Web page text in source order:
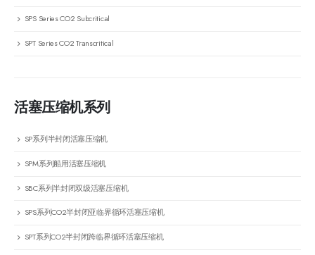
SPS Series CO2 Subcritical
SPT Series CO2 Transcritical
活塞压缩机系列
SP系列半封闭活塞压缩机
SPM系列船用活塞压缩机
SBC系列半封闭双级活塞压缩机
SPS系列CO2半封闭亚临界循环活塞压缩机
SPT系列CO2半封闭跨临界循环活塞压缩机